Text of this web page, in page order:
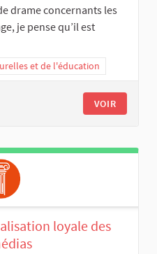
drame concernants les
je pense qu’il est
et de l'éducation
VOIR
loyale des